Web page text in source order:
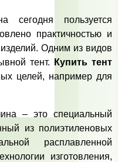
сегодня пользуется
практичностью и
Одним из видов
тент.
Купить тент
целей, например для
– это специальный
из полиэтиленовых
расплавленной
изготовления,